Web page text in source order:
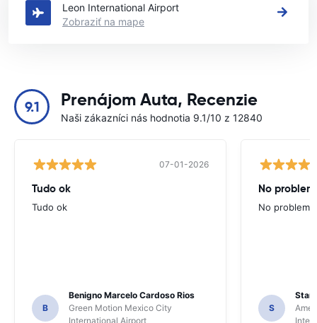
Leon International Airport
Zobraziť na mape
9.1 Prenájom Auta, Recenzie
Naši zákazníci nás hodnotia 9.1/10 z 12840
07-01-2026
Tudo ok
Tudo ok
B
Benigno Marcelo Cardoso Rios
Green Motion Mexico City
International Airport
No
No
S